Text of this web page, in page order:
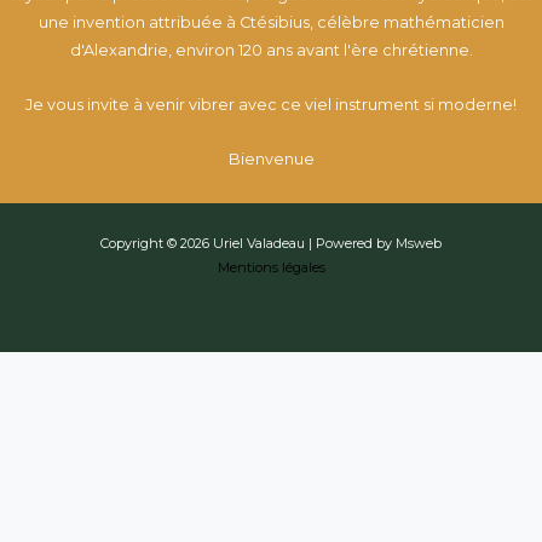
une invention attribuée à Ctésibius, célèbre mathématicien
d'Alexandrie, environ 120 ans avant l'ère chrétienne.
Je vous invite à venir vibrer avec ce viel instrument si moderne!
Bienvenue
Copyright © 2026 Uriel Valadeau | Powered by Msweb
Mentions légales